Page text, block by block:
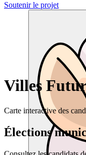
Soutenir le projet
Villes
Carte interactive des
Élections